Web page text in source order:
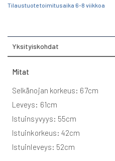
Tilaustuote toimitusaika 6-8 viikkoa
Yksityiskohdat
Mitat
Selkänojan korkeus: 67cm
Leveys: 61cm
Istuinsyvyys: 55cm
Istuinkorkeus: 42cm
Istuinleveys: 52cm